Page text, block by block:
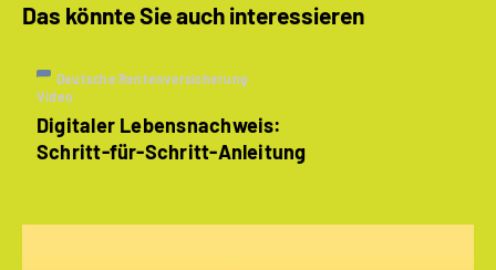
Das könnte Sie auch interessieren
Deutsche Rentenversicherung
Video
Digitaler Lebensnachweis:
Schritt-für-Schritt-Anleitung